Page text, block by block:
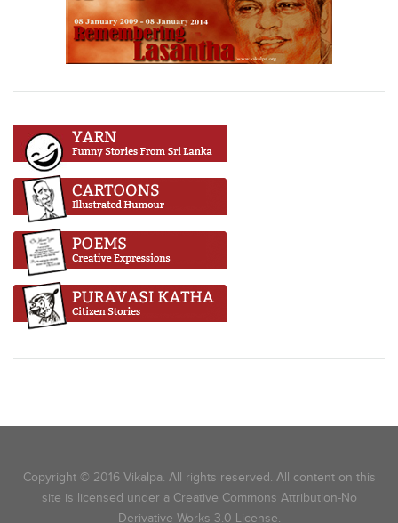
Copyright © 2016 Vikalpa. All rights reserved. All content on this
site is licensed under a Creative Commons Attribution-No
Derivative Works 3.0 License.